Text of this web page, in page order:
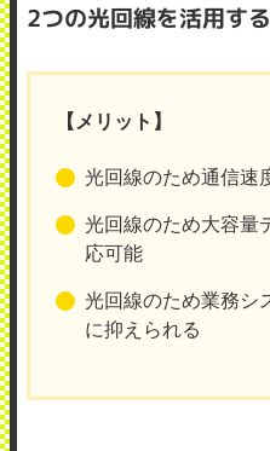
2つの光回線を活用す
【メリット】
光回線のため通信速
光回線のため大容量
応可能
光回線のため業務シ
に抑えられる